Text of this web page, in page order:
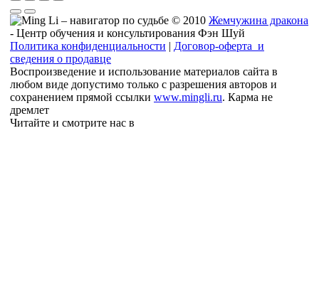
© 2010 Жемчужина дракона
- Центр обучения и консультирования Фэн Шуй
Политика конфиденциальности | Договор-оферта и
сведения о продавце
Воспроизведение и использование материалов сайта в
любом виде допустимо только с разрешения авторов и
сохранением прямой ссылки www.mingli.ru. Карма не
дремлет
Читайте и смотрите нас в